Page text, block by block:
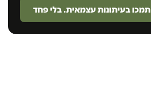
תמכו בעיתונות עצמאית. בלי פחד